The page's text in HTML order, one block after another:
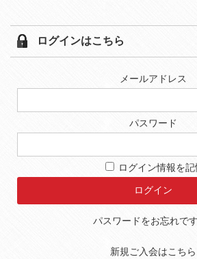
ログインはこちら
メールアドレス
パスワード
ログイン情報を記
パスワードをお忘れで
新規ご入会はこちら